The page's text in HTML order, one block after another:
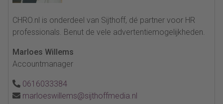
CHRO.nl is onderdeel van Sijthoff, dé partner voor HR
professionals. Benut de vele advertentiemogelijkheden.
Marloes Willems
Accountmanager
0616033384
marloeswillems@sijthoffmedia.nl